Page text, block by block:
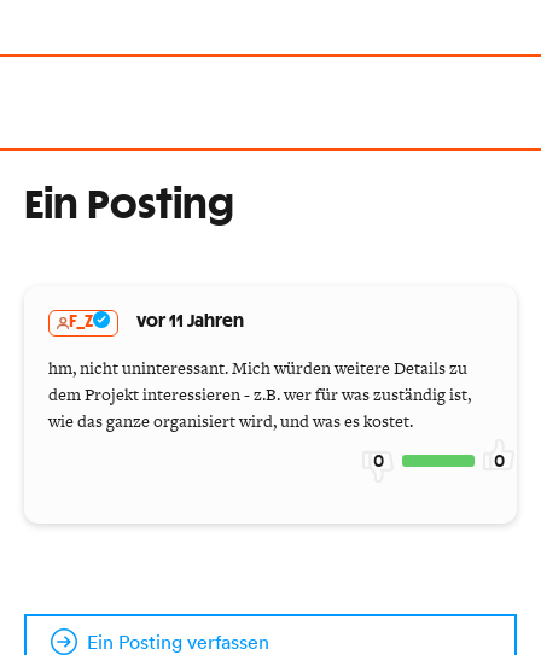
Ein Posting
F_Z vor 11 Jahren
hm, nicht uninteressant. Mich würden weitere Details zu
dem Projekt interessieren - z.B. wer für was zuständig ist,
wie das ganze organisiert wird, und was es kostet.
0 0
Ein Posting verfassen